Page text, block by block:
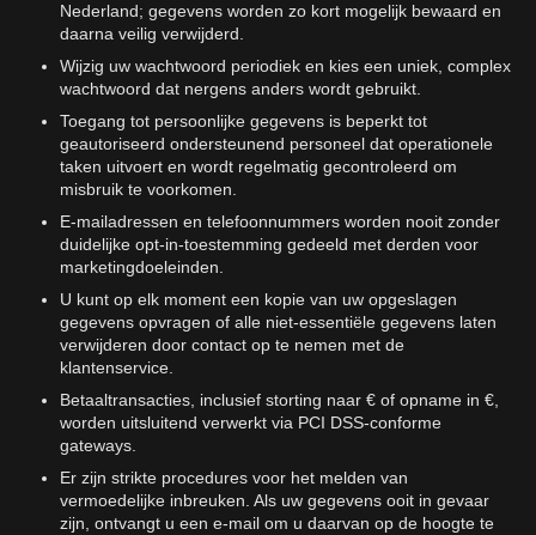
Nederland; gegevens worden zo kort mogelijk bewaard en
daarna veilig verwijderd.
Wijzig uw wachtwoord periodiek en kies een uniek, complex
wachtwoord dat nergens anders wordt gebruikt.
Toegang tot persoonlijke gegevens is beperkt tot
geautoriseerd ondersteunend personeel dat operationele
taken uitvoert en wordt regelmatig gecontroleerd om
misbruik te voorkomen.
E-mailadressen en telefoonnummers worden nooit zonder
duidelijke opt-in-toestemming gedeeld met derden voor
marketingdoeleinden.
U kunt op elk moment een kopie van uw opgeslagen
gegevens opvragen of alle niet-essentiële gegevens laten
verwijderen door contact op te nemen met de
klantenservice.
Betaaltransacties, inclusief storting naar € of opname in €,
worden uitsluitend verwerkt via PCI DSS-conforme
gateways.
Er zijn strikte procedures voor het melden van
vermoedelijke inbreuken. Als uw gegevens ooit in gevaar
zijn, ontvangt u een e-mail om u daarvan op de hoogte te